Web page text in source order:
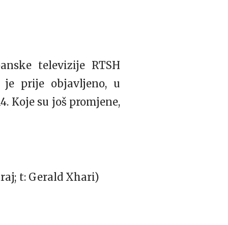
televizije RTSH
prije objavljeno, u
Koje su još promjene,
t: Gerald Xhari)